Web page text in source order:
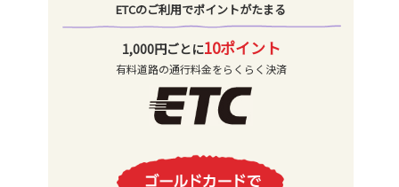
ETCのご利用でポイントがたまる
1,000円ごとに10ポイント
有料道路の通行料金をらくらく決済